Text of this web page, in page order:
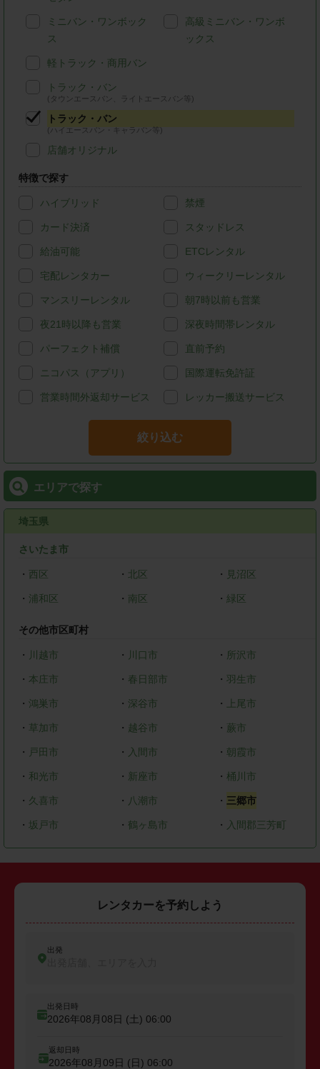
ミニバン・ワンボック
ス
高級ミニバン・ワンボ
ックス
軽トラック・商用バン
トラック・バン
(タウンエースバン、ライトエースバン等)
トラック・バン
(ハイエースバン・キャラバン等)
店舗オリジナル
特徴で探す
ハイブリッド 禁煙
カード決済 スタッドレス
給油可能 ETCレンタル
宅配レンタカー ウィークリーレンタル
マンスリーレンタル 朝7時以前も営業
夜21時以降も営業 深夜時間帯レンタル
パーフェクト補償 直前予約
ニコパス（アプリ） 国際運転免許証
営業時間外返却サービス レッカー搬送サービス
絞り込む
エリアで探す
埼玉県
さいたま市
・ 西区 ・ 北区 ・ 見沼区
・ 浦和区 ・ 南区 ・ 緑区
その他市区町村
・ 川越市 ・ 川口市 ・ 所沢市
・ 本庄市 ・ 春日部市 ・羽生市
・ 鴻巣市 ・ 深谷市 ・ 上尾市
・ 草加市 ・ 越谷市 ・ 蕨市
・ 戸田市 ・ 入間市 ・ 朝霞市
・ 和光市 ・ 新座市 ・ 桶川市
・ 久喜市 ・ 八潮市 ・ 三郷市
・ 坂戸市 ・ 鶴ヶ島市 ・ 入間郡三芳町
レンタカーを予約しよう
出発
出発日時
2026年08月08日 (土) 06:00
返却日時
2026年08月09日 (日) 06:00